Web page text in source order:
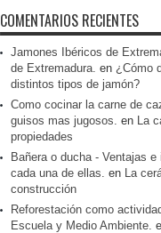
COMENTARIOS RECIENTES
Jamones Ibéricos de
de Extremadura. en ¿Cómo
distintos tipos de jamón?
Como cocinar la carne de
guisos mas jugosos. en La
propiedades
Bañera o ducha - Ventajas
cada una de ellas. en La
construcción
Reforestación como
Escuela y Medio Ambiente.